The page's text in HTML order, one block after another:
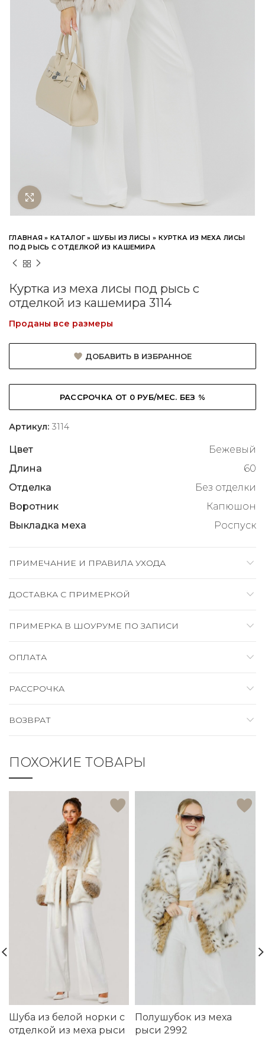
Нажмите чтобы увеличить
ГЛАВНАЯ »КАТАЛОГ »ШУБЫ ИЗ ЛИСЫ » КУРТКА ИЗ МЕХА ЛИСЫ
ПОД РЫСЬ С ОТДЕЛКОЙ ИЗ КАШЕМИРА
Куртка из меха лисы под рысь с
отделкой из кашемира 3114
Проданы все размеры
ДОБАВИТЬ В ИЗБРАННОЕ
РАССРОЧКА ОТ 0 РУБ/МЕС. БЕЗ %
Артикул: 3114
Цвет
Бежевый
Длина
60
Отделка
Без отделки
Воротник
Капюшон
Выкладка меха
Роспуск
ПРИМЕЧАНИЕ И ПРАВИЛА УХОДА
ДОСТАВКА C ПРИМЕРКОЙ
ПРИМЕРКА В ШОУРУМЕ ПО ЗАПИСИ
ОПЛАТА
РАССРОЧКА
ВОЗВРАТ
ПОХОЖИЕ ТОВАРЫ
Шуба из белой норки с
отделкой из меха рыси
Полушубок из меха
рыси 2992